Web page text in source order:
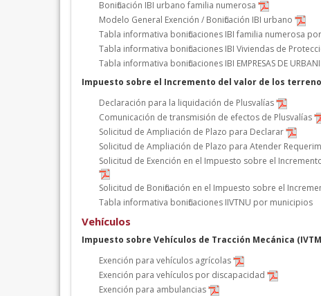
Bonificación IBI urbano familia numerosa
Modelo General Exención / Bonificación IBI urbano
Tabla informativa bonificaciones IBI familia numerosa
Tabla informativa bonificaciones IBI Viviendas de
Tabla informativa bonificaciones IBI EMPRESAS DE
Impuesto sobre el Incremento del valor de los
Declaración para la liquidación de Plusvalías
Comunicación de transmisión de efectos de Plusvalías
Solicitud de Ampliación de Plazo para Declarar
Solicitud de Ampliación de Plazo para Atender
Solicitud de Exención en el Impuesto sobre el
Solicitud de Bonificación en el Impuesto sobre el
Tabla informativa bonificaciones IIVTNU por municipios
Vehículos
Impuesto sobre Vehículos de Tracción Mecánica
Exención para vehículos agrícolas
Exención para vehículos por discapacidad
Exención para ambulancias